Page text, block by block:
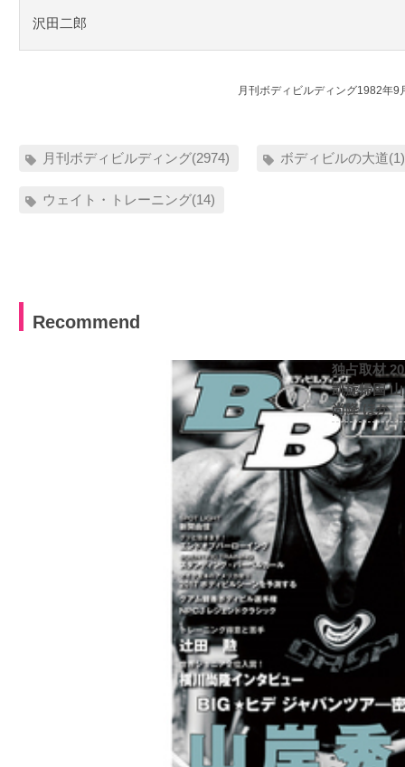
沢田二郎
月刊ボディビルディング1982年9
月刊ボディビルディング(2974) ボディビルの大道(1)
ウェイト・トレーニング(14)
Recommend
独占取材
凱旋帰国
尚隆 ほか